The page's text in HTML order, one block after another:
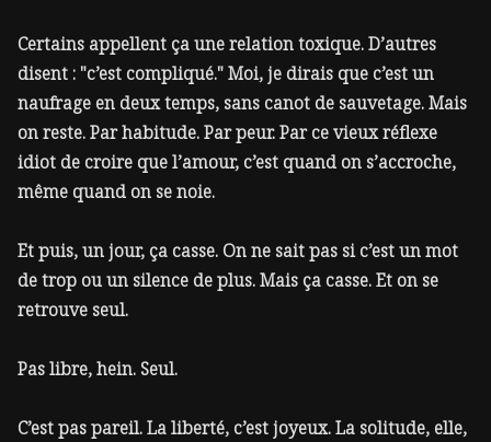
Certains appellent ça une relation toxique. D’autres
disent : "c’est compliqué." Moi, je dirais que c’est un
naufrage en deux temps, sans canot de sauvetage. Mais
on reste. Par habitude. Par peur. Par ce vieux réflexe
idiot de croire que l’amour, c’est quand on s’accroche,
même quand on se noie.
Et puis, un jour, ça casse. On ne sait pas si c’est un mot
de trop ou un silence de plus. Mais ça casse. Et on se
retrouve seul.
Pas libre, hein. Seul.
C’est pas pareil. La liberté, c’est joyeux. La solitude, elle,